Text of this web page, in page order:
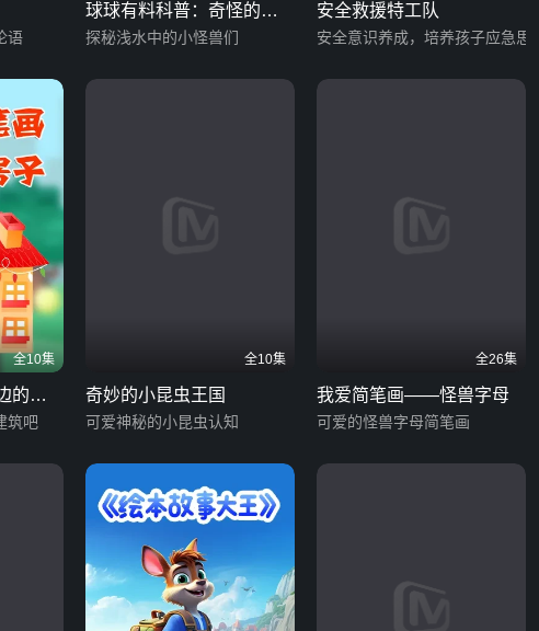
语
球球有料科普：奇怪的浅
水小怪兽
探秘浅水中的小怪兽们
安全救援特工队
安全意识养成，培养孩子应急思
全10集
的房
筑吧
全10集
奇妙的小昆虫王国
可爱神秘的小昆虫认知
全26集
我爱简笔画——怪兽字母
可爱的怪兽字母简笔画